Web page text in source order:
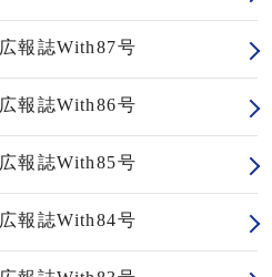
広報誌With87号
広報誌With86号
広報誌With85号
広報誌With84号